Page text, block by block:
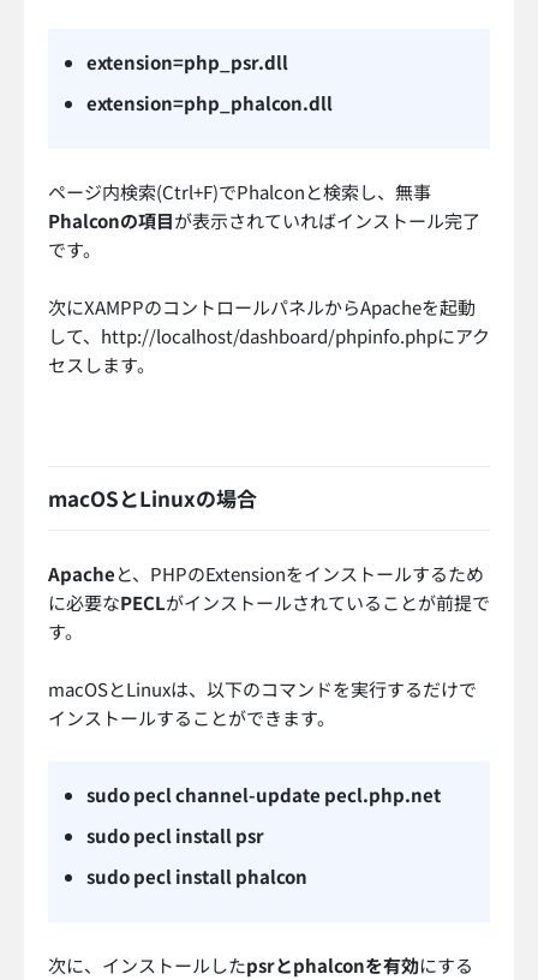
extension=php_psr.dll
extension=php_phalcon.dll
ページ内検索(Ctrl+F)でPhalconと検索し、無事
Phalconの項目が表示されていればインストール完了
です。
次にXAMPPのコントロールパネルからApacheを起動
して、http://localhost/dashboard/phpinfo.phpにアク
セスします。
macOSとLinuxの場合
Apacheと、PHPのExtensionをインストールするため
に必要なPECLがインストールされていることが前提で
す。
macOSとLinuxは、以下のコマンドを実行するだけで
インストールすることができます。
sudo pecl channel-update pecl.php.net
sudo pecl install psr
sudo pecl install phalcon
次に、インストールしたpsrとphalconを有効にする